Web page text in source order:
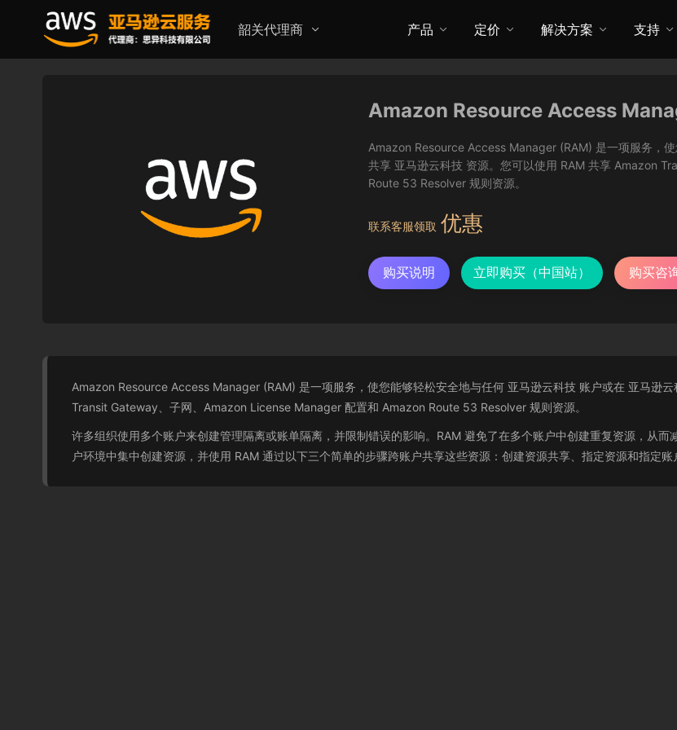
韶关代理商 产品 定价 解决方案 支持
Amazon Resource Access
Amazon Resource Access Manager (RAM) 是一项服务，
共享 亚马逊云科技 资源。您可以使用 RAM 共享 Amazon
Route 53 Resolver 规则资源。
联系客服领取 优惠
购买说明 立即购买（中国站） 购买咨
Amazon Resource Access Manager (RAM) 是一项服务，使您能够轻松安全地与任何 亚马逊云科技 账户或在 亚马逊
Transit Gateway、子网、Amazon License Manager 配置和 Amazon Route 53 Resolver 规则资源。
许多组织使用多个账户来创建管理隔离或账单隔离，并限制错误的影响。RAM 避免了在多个账户中创建重复资源，从
户环境中集中创建资源，并使用 RAM 通过以下三个简单的步骤跨账户共享这些资源：创建资源共享、指定资源和指定账